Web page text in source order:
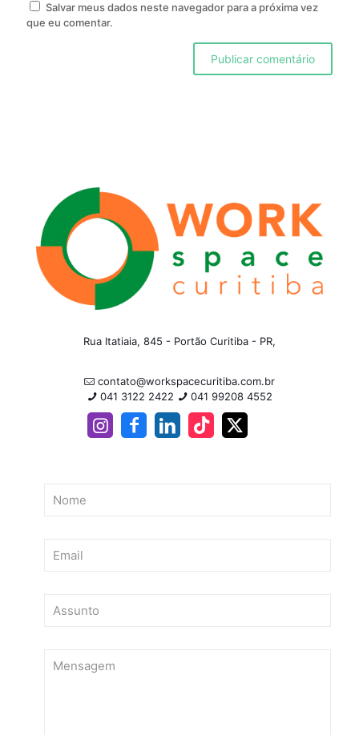
Salvar meus dados neste navegador para a próxima vez
que eu comentar.
Rua Itatiaia, 845 - Portão Curitiba - PR,
contato@workspacecuritiba.com.br
041 3122 2422
041 99208 4552